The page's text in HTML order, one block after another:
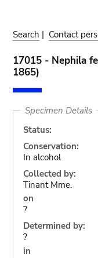
Search | Contact
17015 - Nephila
1865)
Specimen Details
Status:
Conservation:
In alcohol
Collected by:
Tinant Mme.
on
?
Determined by:
?
in